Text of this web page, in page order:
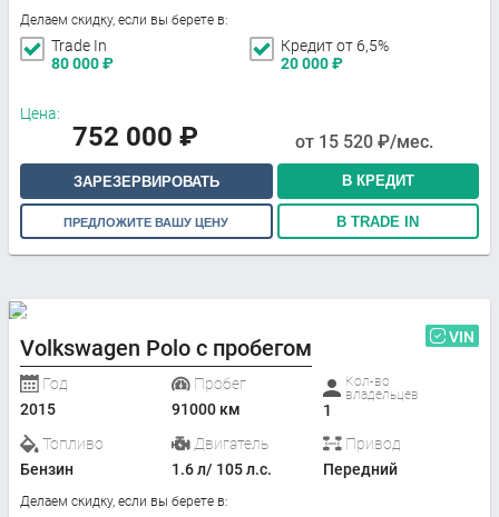
Делаем скидку, если вы берете в:
Trade In
80 000₽
Кредит от 6,5%
20 000₽
Цена:
752 000 ₽ от 15 520 ₽/мес.
ЗАРЕЗЕРВИРОВАТЬ В КРЕДИТ
ПРЕДЛОЖИТЕ ВАШУ ЦЕНУ В TRADE IN
Volkswagen Polo с пробегом VIN
Год
2015
Пробег
91000 км
Кол-во
владельцев
1
Топливо
Бензин
Двигатель
1.6 л/ 105 л.с.
Привод
Передний
Делаем скидку, если вы берете в: